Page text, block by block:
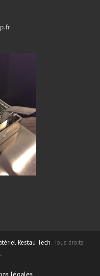
Restau Tech. Tous droits
légales